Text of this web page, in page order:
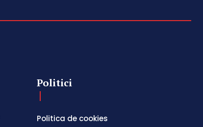
Politici
Politica de cookies